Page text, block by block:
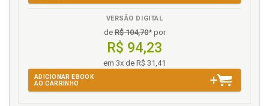
VERSÃO DIGITAL
deR$ 104,70* por
R$ 94,23
em 3x de R$ 31,41
ADICIONAR EBOOK
AO CARRINHO